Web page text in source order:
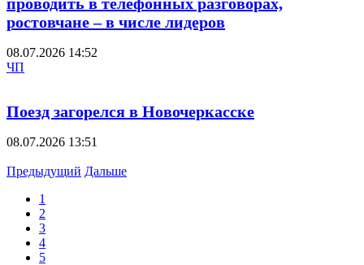
ростовчане – в числе лидеров
08.07.2026 14:52
ЧП
Поезд загорелся в Новочеркасске
08.07.2026 13:51
Предыдущий Дальше
1
2
3
4
5